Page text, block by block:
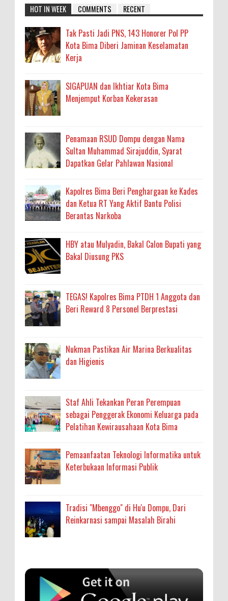
HOT IN WEEK COMMENTS RECENT
Tak Pasti Jadi PNS, 143 Honorer Pol PP
Kota Bima Diberi Jaminan Keselamatan
Kerja
SIGAPUAN dan Ikhtiar Kota Bima
Menjemput Korban Kekerasan
Penamaan RSUD Dompu dengan Nama
Sultan Muhammad Sirajuddin, Syarat
Dapatkan Gelar Pahlawan Nasional
Kapolres Bima Beri Penghargaan ke Kades
dan Ketua RT Yang Aktif Bantu Polisi
Berantas Narkoba
HBY atau Mulyadin, Bakal Calon Bupati yang
Bakal Diusung PKS
TEGAS! Kapolres Bima PTDH 1 Anggota dan
Beri Reward 8 Personel Berprestasi
Nukman Pastikan Air Marina Berkualitas
dan Higienis
Staf Ahli Tekankan Peran Perempuan
sebagai Penggerak Ekonomi Keluarga pada
Pelatihan Kewirausahaan Kota Bima
Pemaanfaatan Teknologi Informatika untuk
Keterbukaan Informasi Publik
Tradisi "Mbenggo" di Hu'u Dompu, Dari
Reinkarnasi sampai Masalah Birahi
Anonymous
SIGAPUAN dan Ikhtiar Kota Bima Menjemput
Korban Kekerasan
Oleh: MardiaturrahmahAdministrasi Kesehatan